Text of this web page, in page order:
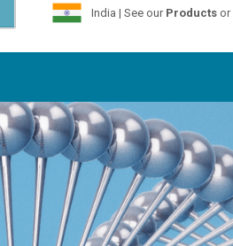
India | See our Productsor